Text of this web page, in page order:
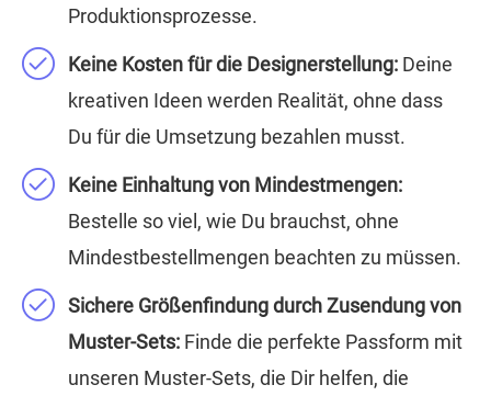
Produktionsprozesse.
Keine Kosten für die Designerstellung: Deine
kreativen Ideen werden Realität, ohne dass
Du für die Umsetzung bezahlen musst.
Keine Einhaltung von Mindestmengen:
Bestelle so viel, wie Du brauchst, ohne
Mindestbestellmengen beachten zu müssen.
Sichere Größenfindung durch Zusendung von
Muster-Sets: Finde die perfekte Passform mit
unseren Muster-Sets, die Dir helfen, die